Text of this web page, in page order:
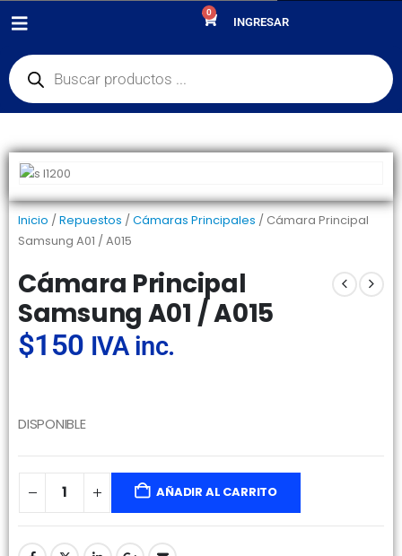
0
INGRESAR
CÁMARAS PRINCIPALES
Inicio /Repuestos /Cámaras Principales / Cámara Principal
Samsung A01 / A015
Cámara Principal
Samsung A01 / A015
$150 IVA inc.
DISPONIBLE
AÑADIR AL CARRITO